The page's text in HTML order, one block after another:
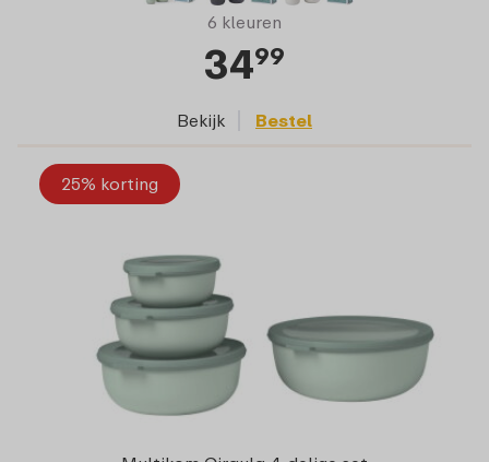
6 kleuren
3499
Bekijk Bestel
25% korting